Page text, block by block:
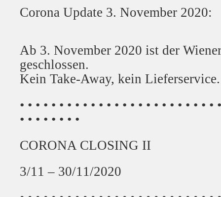
Corona Update 3. November 2020:
Ab 3. November 2020 ist der
geschlossen.
Kein Take-Away, kein Lieferservice.
• • • • • • • • • • • • • • • • • • • • • • • • •
• • • • • • • •
CORONA CLOSING II
3/11 – 30/11/2020